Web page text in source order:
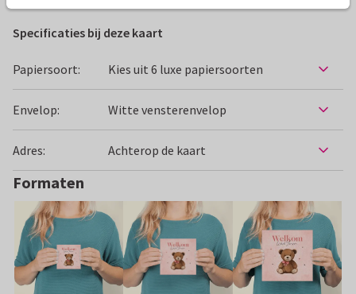
Specificaties bij deze kaart
Papiersoort: Kies uit 6 luxe papiersoorten
Envelop: Witte vensterenvelop
Adres: Achterop de kaart
Formaten